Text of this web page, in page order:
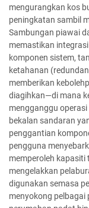
mengurangkan kos
peningkatan sambil
Sambungan piawai
memastikan
komponen sistem,
ketahanan
memberikan
diagihkan—di mana
mengganggu
bekalan sandaran
penggantian
pengguna
memperoleh kapasiti
mengelakkan
digunakan semasa
menyokong pelbagai